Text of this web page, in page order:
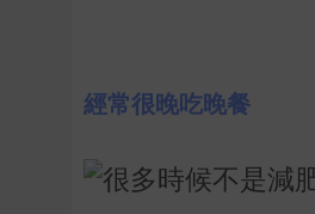
經常很晚吃晚餐